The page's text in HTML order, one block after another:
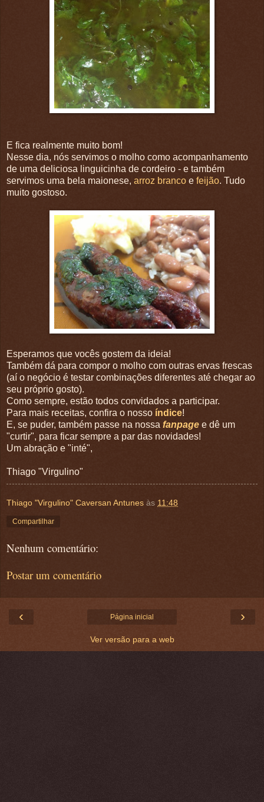
E fica realmente muito bom!
Nesse dia, nós servimos o molho como acompanhamento
de uma deliciosa linguicinha de cordeiro - e também
servimos uma bela maionese, arroz branco e feijão. Tudo
muito gostoso.
Esperamos que vocês gostem da ideia!
Também dá para compor o molho com outras ervas frescas
(aí o negócio é testar combinações diferentes até chegar ao
seu próprio gosto).
Como sempre, estão todos convidados a participar.
Para mais receitas, confira o nosso índice!
E, se puder, também passe na nossa fanpage e dê um
"curtir", para ficar sempre a par das novidades!
Um abração e "inté",
Thiago "Virgulino"
Thiago "Virgulino" Caversan Antunes às 11:48
Compartilhar
Nenhum comentário:
Postar um comentário
‹ ›
Página inicial
Ver versão para a web